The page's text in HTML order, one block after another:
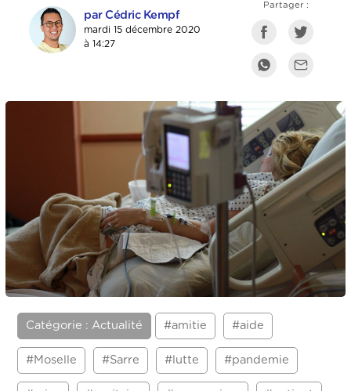
par Cédric Kempf
mardi 15 décembre 2020
à 14:27
Partager :
Catégorie : Actualité #amitie #aide
#Moselle #Sarre #lutte #pandemie